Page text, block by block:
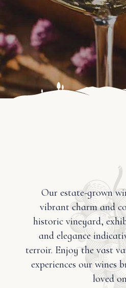
Our estate-grown
vibrant charm and
historic vineyard,
and elegance
terroir. Enjoy the vast
experiences our wines
loved